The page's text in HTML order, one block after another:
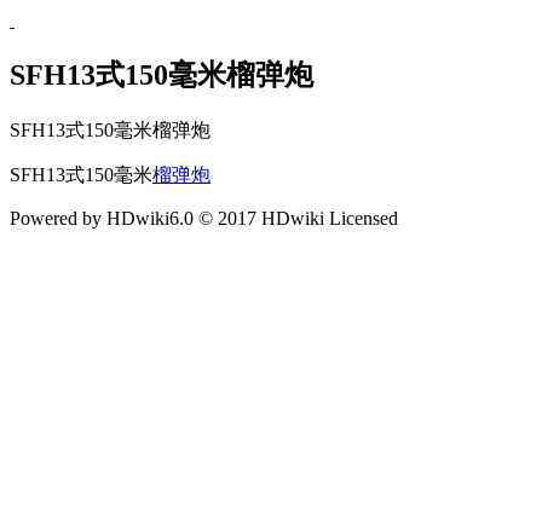
SFH13式150毫米榴弹炮
SFH13式150毫米榴弹炮
SFH13式150毫米榴弹炮
Powered by HDwiki6.0 © 2017 HDwiki Licensed